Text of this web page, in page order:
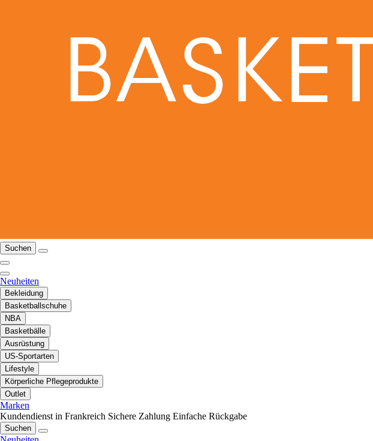
Suchen
Neuheiten
Bekleidung
Basketballschuhe
NBA
Basketbälle
Ausrüstung
US-Sportarten
Lifestyle
Körperliche Pflegeprodukte
Outlet
Marken
Kundendienst in Frankreich Sichere Zahlung Einfache Rückgabe
Suchen